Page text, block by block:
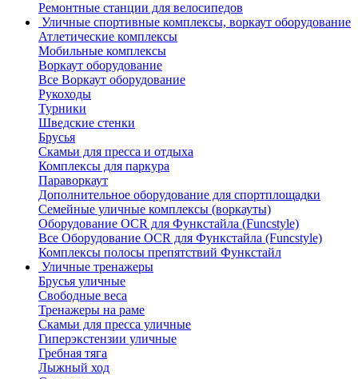
Ремонтные станции для велосипедов
Уличные спортивные комплексы, воркаут оборудование
Атлетические комплексы
Мобильные комплексы
Воркаут оборудование
Все Воркаут оборудование
Рукоходы
Турники
Шведские стенки
Брусья
Скамьи для пресса и отдыха
Комплексы для паркура
Параворкаут
Дополнительное оборудование для спортплощадки
Семейные уличные комплексы (воркауты)
Оборудование OCR для Функстайла (Funcstyle)
Все Оборудование OCR для Функстайла (Funcstyle)
Комплексы полосы препятствий Функстайл
Уличные тренажеры
Брусья уличные
Свободные веса
Тренажеры на раме
Скамьи для пресса уличные
Гиперэкстензии уличные
Гребная тяга
Лыжный ход